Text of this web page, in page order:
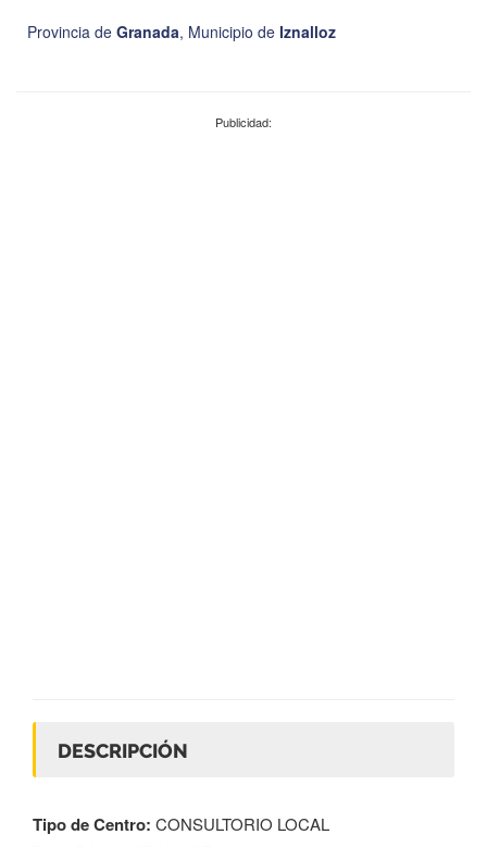
Provincia de Granada, Municipio de Iznalloz
Publicidad:
DESCRIPCIÓN
Tipo de Centro: CONSULTORIO LOCAL